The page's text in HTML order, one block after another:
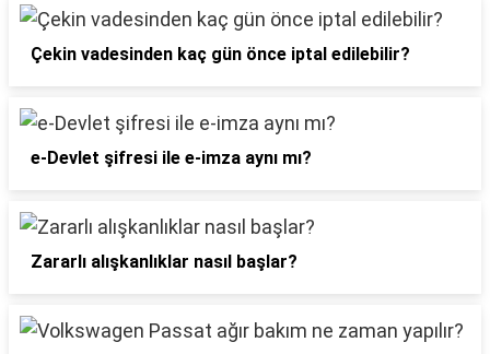
Çekin vadesinden kaç gün önce iptal edilebilir?
e-Devlet şifresi ile e-imza aynı mı?
Zararlı alışkanlıklar nasıl başlar?